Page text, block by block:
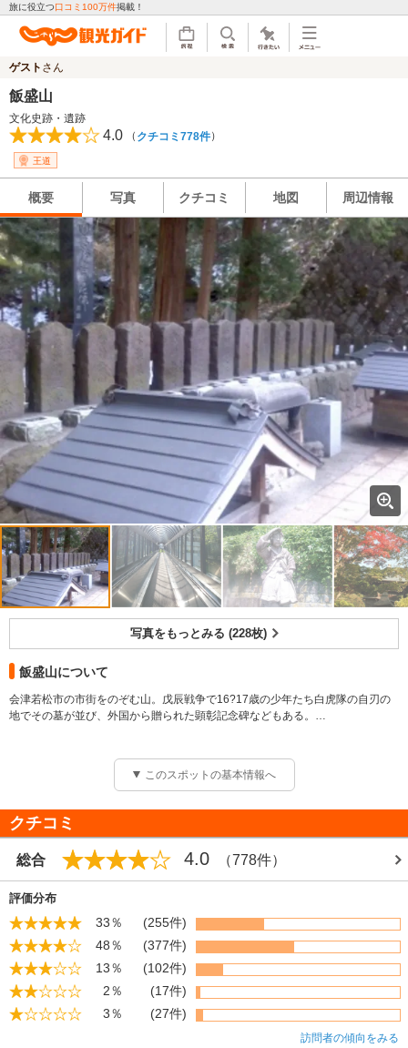
旅に役立つ口コミ100万件掲載！
ゲスト さん
飯盛山
文化史跡・遺跡
4.0 （ クチコミ778件）
王道
概要 写真 クチコミ 地図 周辺情報
写真をもっとみる (228枚)
飯盛山について
会津若松市の市街をのぞむ山。戊辰戦争で16?17歳の少年たち白虎隊の自刃の
地でその墓が並び、外国から贈られた顕彰記念碑などもある。
このスポットの基本情報へ
クチコミ
総合 4.0 （778件）
評価分布
33％
(255件)
48％
(377件)
13％
(102件)
2％
(17件)
3％
(27件)
訪問者の傾向をみる